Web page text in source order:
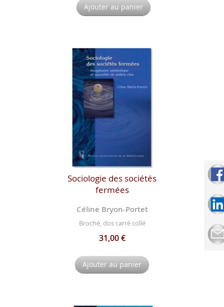
Ajouter au panier
Sociologie des sociétés
fermées
Céline Bryon-Portet
Broché, dos carré collé
31,00 €
Ajouter au panier